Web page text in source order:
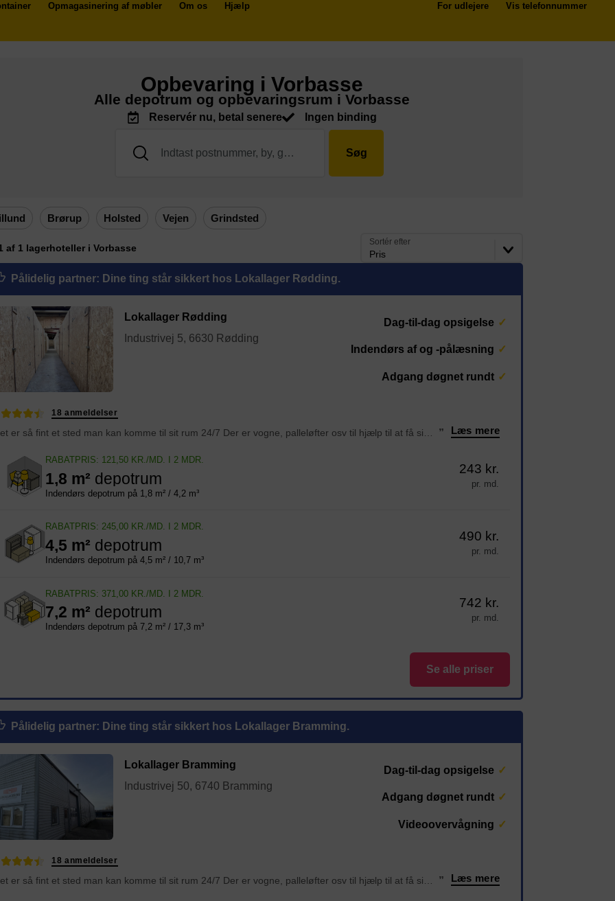
Opmagasinering af møbler Om os Hjælp For udlejere Vis telefonnummer
Opbevaring i Vorbasse
Alle depotrum og opbevaringsrum i Vorbasse
Reservér nu, betal senere Ingen binding
Søg
Brørup Holsted Vejen Grindsted
af 1 lagerhoteller i Vorbasse
Pris
Sortér efter
Pålidelig partner: Dine ting står sikkert hos Lokallager Rødding.
Lokallager Rødding
Industrivej 5, 6630 Rødding
Dag-til-dag opsigelse
Indendørs af og -pålæsning
Adgang døgnet rundt
18 anmeldelser
” Læs mere
RABATPRIS: 121,50 KR./MD. I 2 MDR.
1,8 m² depotrum
Indendørs depotrum på 1,8 m² / 4,2 m³
243 kr.
pr. md.
RABATPRIS: 245,00 KR./MD. I 2 MDR.
4,5 m² depotrum
Indendørs depotrum på 4,5 m² / 10,7 m³
490 kr.
pr. md.
RABATPRIS: 371,00 KR./MD. I 2 MDR.
7,2 m² depotrum
Indendørs depotrum på 7,2 m² / 17,3 m³
742 kr.
pr. md.
Se alle priser
Pålidelig partner: Dine ting står sikkert hos Lokallager Bramming.
Lokallager Bramming
Industrivej 50, 6740 Bramming
Dag-til-dag opsigelse
Adgang døgnet rundt
Videoovervågning
18 anmeldelser
” Læs mere